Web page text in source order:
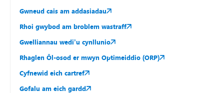
Gwneud cais am addasiadau
Rhoi gwybod am broblem wastraff
Gwelliannau wedi’u cynllunio
Rhaglen Ôl-osod er mwyn Optimeiddio (ORP)
Cyfnewid eich cartref
Gofalu am eich gardd